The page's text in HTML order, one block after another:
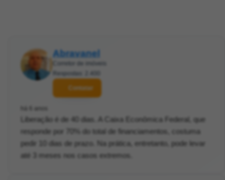
Abravanel
Corretor de imóveis
Respostas: 2.400
Contatar
há 6 anos
Liberação é de 40 dias. A Caixa Econômica Federal, que
responde por 70% do total de financiamentos, costuma
pedir 10 dias de prazo. Na prática, entretanto, pode levar
até 3 meses nos casos extremos.